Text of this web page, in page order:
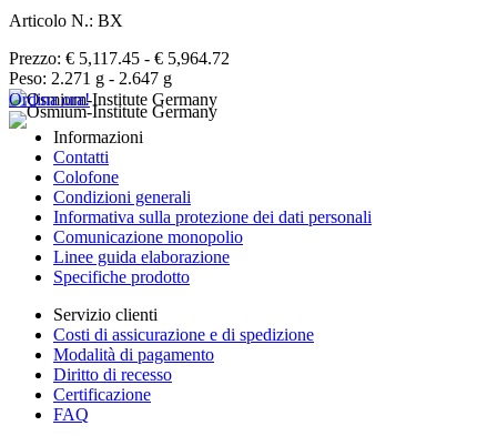
Articolo N.: BX
Prezzo: € 5,117.45 - € 5,964.72
Peso: 2.271 g - 2.647 g
Ordina ora!
Informazioni
Contatti
Colofone
Condizioni generali
Informativa sulla protezione dei dati personali
Comunicazione monopolio
Linee guida elaborazione
Specifiche prodotto
Servizio clienti
Costi di assicurazione e di spedizione
Modalità di pagamento
Diritto di recesso
Certificazione
FAQ